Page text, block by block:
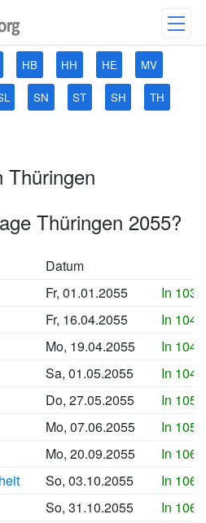
HB HH HE MV
SN ST SH TH
Thüringen
Thüringen 2055?
Datum
Fr, 01.01.2055
In
Fr, 16.04.2055
In
Mo, 19.04.2055
In
Sa, 01.05.2055
In
Do, 27.05.2055
In
Mo, 07.06.2055
In
Mo, 20.09.2055
In
So, 03.10.2055
In
So, 31.10.2055
In